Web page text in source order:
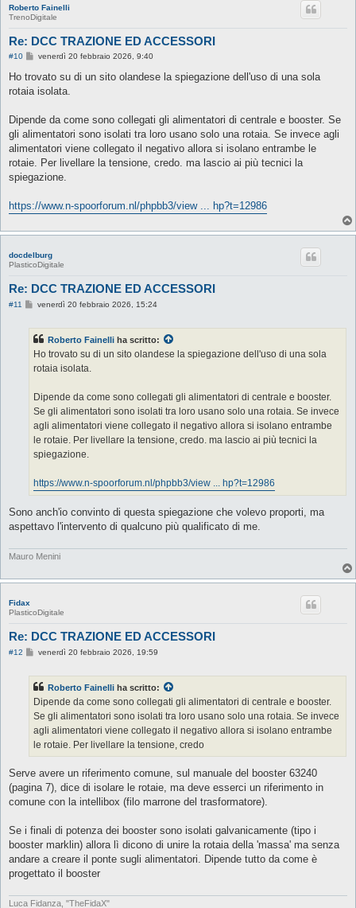
Roberto Fainelli
TrenoDigitale
Re: DCC TRAZIONE ED ACCESSORI
#10
M
s
a
i
o
venerdì 20 febbraio 2026, 9:40
Ho trovato su di un sito olandese la spiegazione dell'uso di una sola
rotaia isolata.
Dipende da come sono collegati gli alimentatori di centrale e booster. Se
gli alimentatori sono isolati tra loro usano solo una rotaia. Se invece agli
alimentatori viene collegato il negativo allora si isolano entrambe le
rotaie. Per livellare la tensione, credo. ma lascio ai più tecnici la
spiegazione.
https://www.n-spoorforum.nl/phpbb3/view ... hp?t=12986
docdelburg
PlasticoDigitale
Re: DCC TRAZIONE ED ACCESSORI
#11
M
a
g
i
venerdì 20 febbraio 2026, 15:24
Roberto Fainelli ha scritto:
Ho trovato su di un sito olandese la spiegazione dell'uso di una sola
rotaia isolata.
Dipende da come sono collegati gli alimentatori di centrale e booster.
Se gli alimentatori sono isolati tra loro usano solo una rotaia. Se invece
agli alimentatori viene collegato il negativo allora si isolano entrambe
le rotaie. Per livellare la tensione, credo. ma lascio ai più tecnici la
spiegazione.
https://www.n-spoorforum.nl/phpbb3/view ... hp?t=12986
Sono anch'io convinto di questa spiegazione che volevo proporti, ma
aspettavo l'intervento di qualcuno più qualificato di me.
Mauro Menini
Fidax
PlasticoDigitale
Re: DCC TRAZIONE ED ACCESSORI
#12
M
a
g
i
o
venerdì 20 febbraio 2026, 19:59
Roberto Fainelli ha scritto:
Dipende da come sono collegati gli alimentatori di centrale e booster.
Se gli alimentatori sono isolati tra loro usano solo una rotaia. Se invece
agli alimentatori viene collegato il negativo allora si isolano entrambe
le rotaie. Per livellare la tensione, credo
Serve avere un riferimento comune, sul manuale del booster 63240
(pagina 7), dice di isolare le rotaie, ma deve esserci un riferimento in
comune con la intellibox (filo marrone del trasformatore).
Se i finali di potenza dei booster sono isolati galvanicamente (tipo i
booster marklin) allora lì dicono di unire la rotaia della 'massa' ma senza
andare a creare il ponte sugli alimentatori. Dipende tutto da come è
progettato il booster
Luca Fidanza, "TheFidaX"